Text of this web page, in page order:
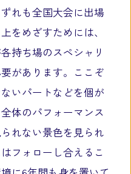
れも全国大会に出場
をめざすためには、
持ち場のスペシャリ
があります。ここぞ
いパートなどを個が
体のパフォーマンス
れない景色を見られ
フォローし合えるこ